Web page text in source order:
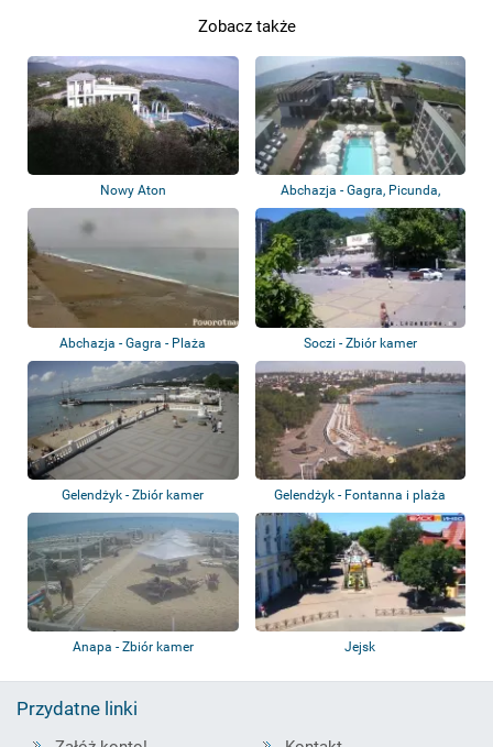
Zobacz także
Nowy Aton
Abchazja - Gagra, Picunda,
Suchumi, Nowy...
Abchazja - Gagra - Plaża Soczi - Zbiór kamer
Gelendżyk - Zbiór kamer Gelendżyk - Fontanna i plaża
Anapa - Zbiór kamer Jejsk
Przydatne linki